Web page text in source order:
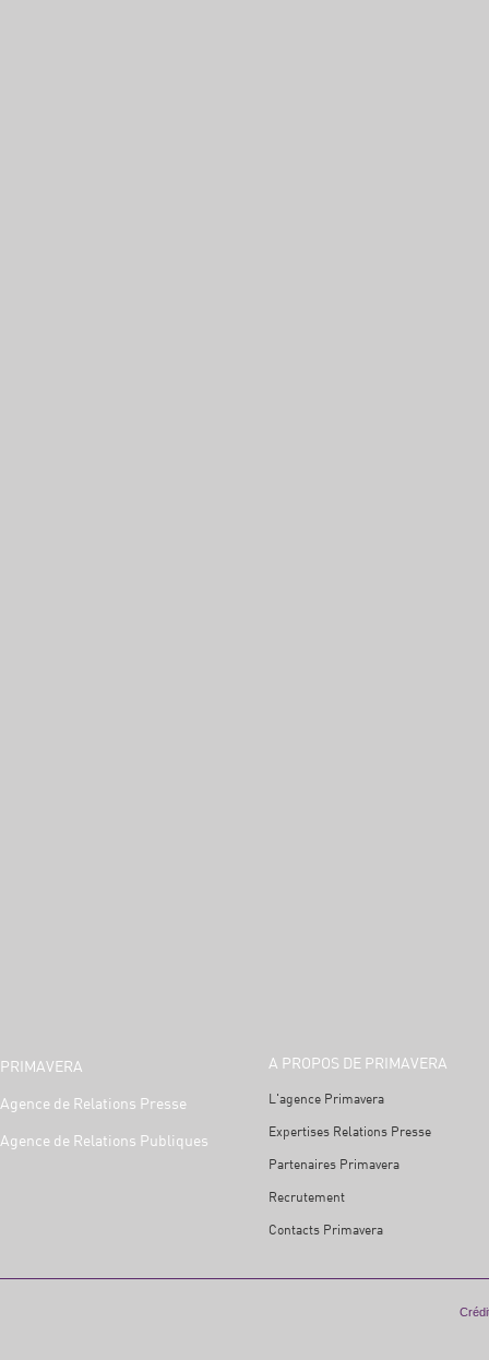
PRIMAVERA
Agence de Relations Presse
Agence de Relations Publiques
A PROPOS DE PRIMAVERA
L'agence Primavera
Expertises Relations Presse
Partenaires Primavera
Recrutement
Contacts Primavera